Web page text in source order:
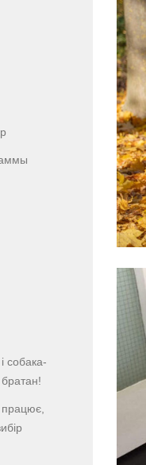
собака-